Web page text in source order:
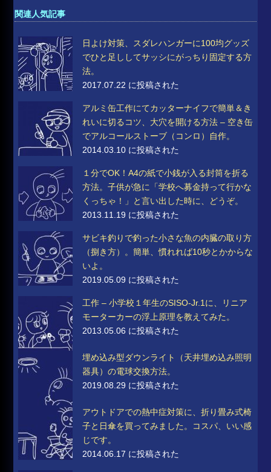
関連人気記事
日よけ対策、スダレハンガーに100均グッズ
でひと足ししてサッシにがっちり固定する方
法。
2017.07.22 に投稿された
アルミ缶工作にてカッターナイフで簡単＆き
れいに切るコツ、大穴を開ける方法 – 空き缶
でアルコールストーブ（コンロ）自作。
2014.03.10 に投稿された
１分でOK！A4の紙で小銭が入る封筒を折る
方法。子供が急に「学校へ募金持って行かな
くっちゃ！」と言い出した時に、どうぞ。
2013.11.19 に投稿された
サビキ釣りで釣った小さな魚の内臓の取り方
（捌き方）。簡単、慣れれば10秒とかからな
いよ。
2019.05.09 に投稿された
工作 – 小学校１年生のSISO-Jr.1に、リニア
モーターカーの浮上原理を教えてみた。
2013.05.06 に投稿された
埋め込み型ダウンライト（天井埋め込み照明
器具）の電球交換方法。
2019.08.29 に投稿された
アウトドアでの熱中症対策に、折り畳み式椅
子と日傘を買ってみました。コスパ、いい感
じです。
2014.06.17 に投稿された